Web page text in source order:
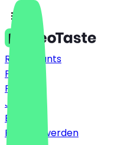
Restaurants
Preise
FAQ
Jobs
Blog
Partner werden